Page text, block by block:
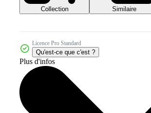
Collection Similaire
Licence Pro Standard
Qu'est-ce que c'est ?
Plus d'infos